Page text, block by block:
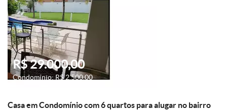
R$ 29.000,00
Condomínio: R$ 2.500,00
Casa em Condomínio com 6 quartos para alugar no bairro